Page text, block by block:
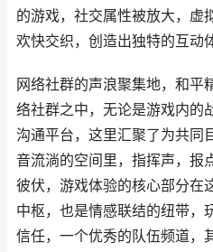
的游戏，社交属性被放大，虚
欢快交织，创造出独特的互动
网络社群的声浪聚集地，和平
络社群之中，无论是游戏内的
沟通平台，这里汇聚了为共同
音流淌的空间里，指挥声，报
彼伏，游戏体验的核心部分在
中枢，也是情感联结的纽带，
信任，一个优秀的队伍频道，